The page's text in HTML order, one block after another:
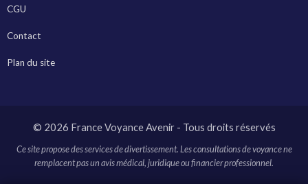
CGU
Contact
Plan du site
© 2026 France Voyance Avenir - Tous droits réservés
Ce site propose des services de divertissement. Les consultations de voyance ne
remplacent pas un avis médical, juridique ou financier professionnel.